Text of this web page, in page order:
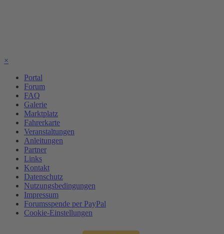
×
Portal
Forum
FAQ
Galerie
Marktplatz
Fahrerkarte
Veranstaltungen
Anleitungen
Partner
Links
Kontakt
Datenschutz
Nutzungsbedingungen
Impressum
Forumsspende per PayPal
Cookie-Einstellungen